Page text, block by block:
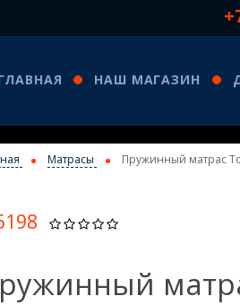
НАШ МАГАЗИН
Матрасы Пружинный матрас